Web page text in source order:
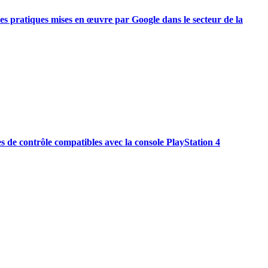
pratiques mises en œuvre par Google dans le secteur de la
de contrôle compatibles avec la console PlayStation 4